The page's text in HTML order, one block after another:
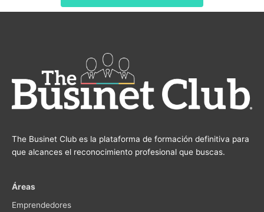
The Businet Club es la plataforma de formación definitiva para
que alcances el reconocimiento profesional que buscas.
Áreas
Emprendedores